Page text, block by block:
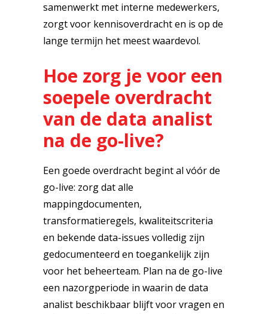
samenwerkt met interne medewerkers,
zorgt voor kennisoverdracht en is op de
lange termijn het meest waardevol.
Hoe zorg je voor een
soepele overdracht
van de data analist
na de go-live?
Een goede overdracht begint al vóór de
go-live: zorg dat alle
mappingdocumenten,
transformatieregels, kwaliteitscriteria
en bekende data-issues volledig zijn
gedocumenteerd en toegankelijk zijn
voor het beheerteam. Plan na de go-live
een nazorgperiode in waarin de data
analist beschikbaar blijft voor vragen en